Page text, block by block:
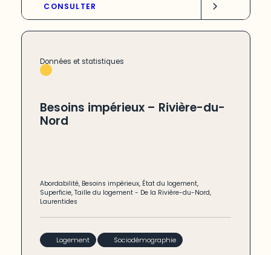
CONSULTER
Données et statistiques
Besoins impérieux – Rivière-du-
Nord
Abordabilité, Besoins impérieux, État du logement,
Superficie,Taille du logement - De la Rivière-du-Nord,
Laurentides
Logement Sociodémographie